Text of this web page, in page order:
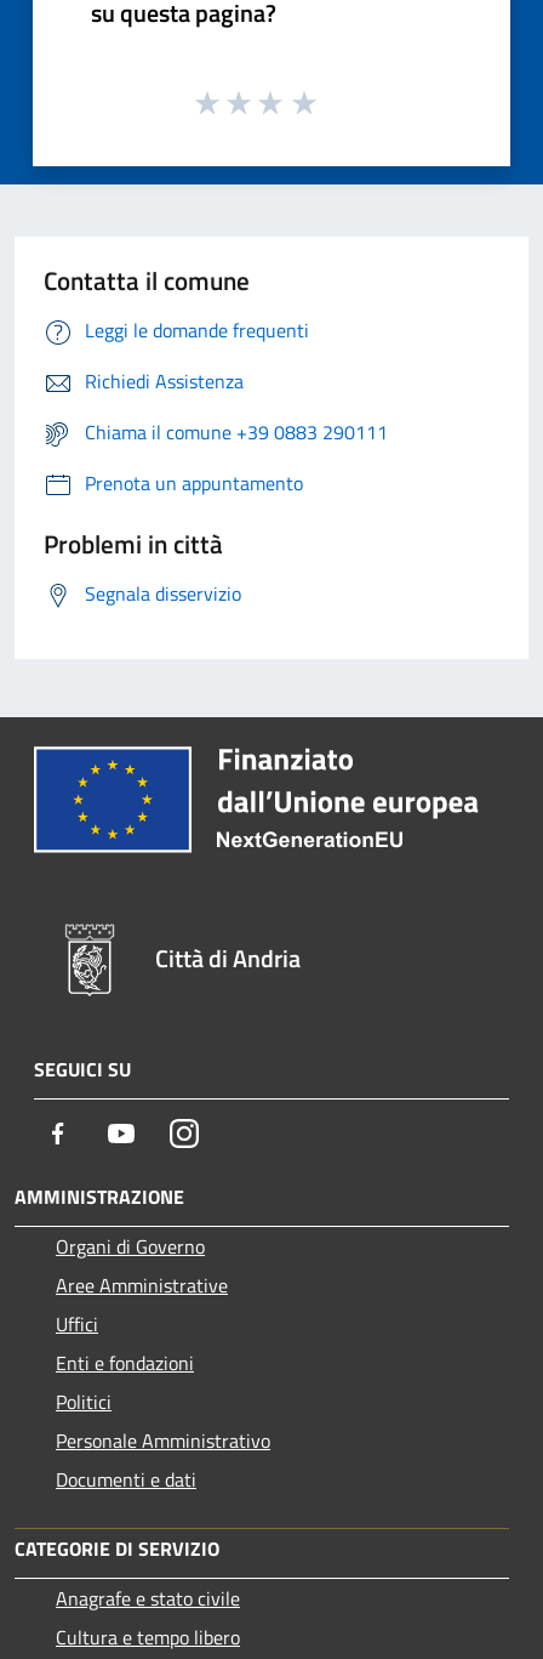
su questa pagina?
Contatta il comune
Leggi le domande frequenti
Richiedi Assistenza
Chiama il comune +39 0883 290111
Prenota un appuntamento
Problemi in città
Segnala disservizio
Città di Andria
SEGUICI SU
Facebook YoutubeInstagram
AMMINISTRAZIONE
Organi di Governo
Aree Amministrative
Uffici
Enti e fondazioni
Politici
Personale Amministrativo
Documenti e dati
CATEGORIE DI SERVIZIO
Anagrafe e stato civile
Cultura e tempo libero